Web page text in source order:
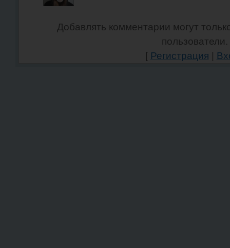
Добавлять комментарии могут
пользователи.
[ Регистрация